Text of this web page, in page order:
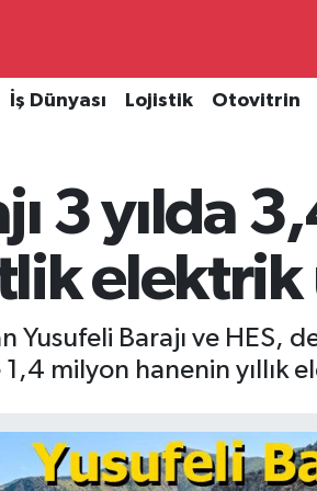
İş Dünyası Lojistik Otovitrin
3 yılda
Yusufeli Barajı ve
milyon hanenin yıllık